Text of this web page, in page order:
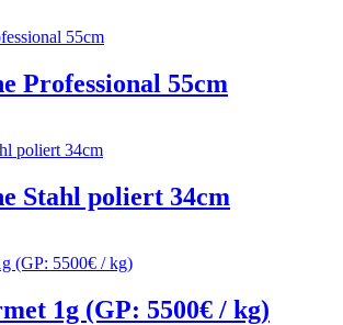
Professional 55cm
Stahl poliert 34cm
1g (GP: 5500€ / kg)